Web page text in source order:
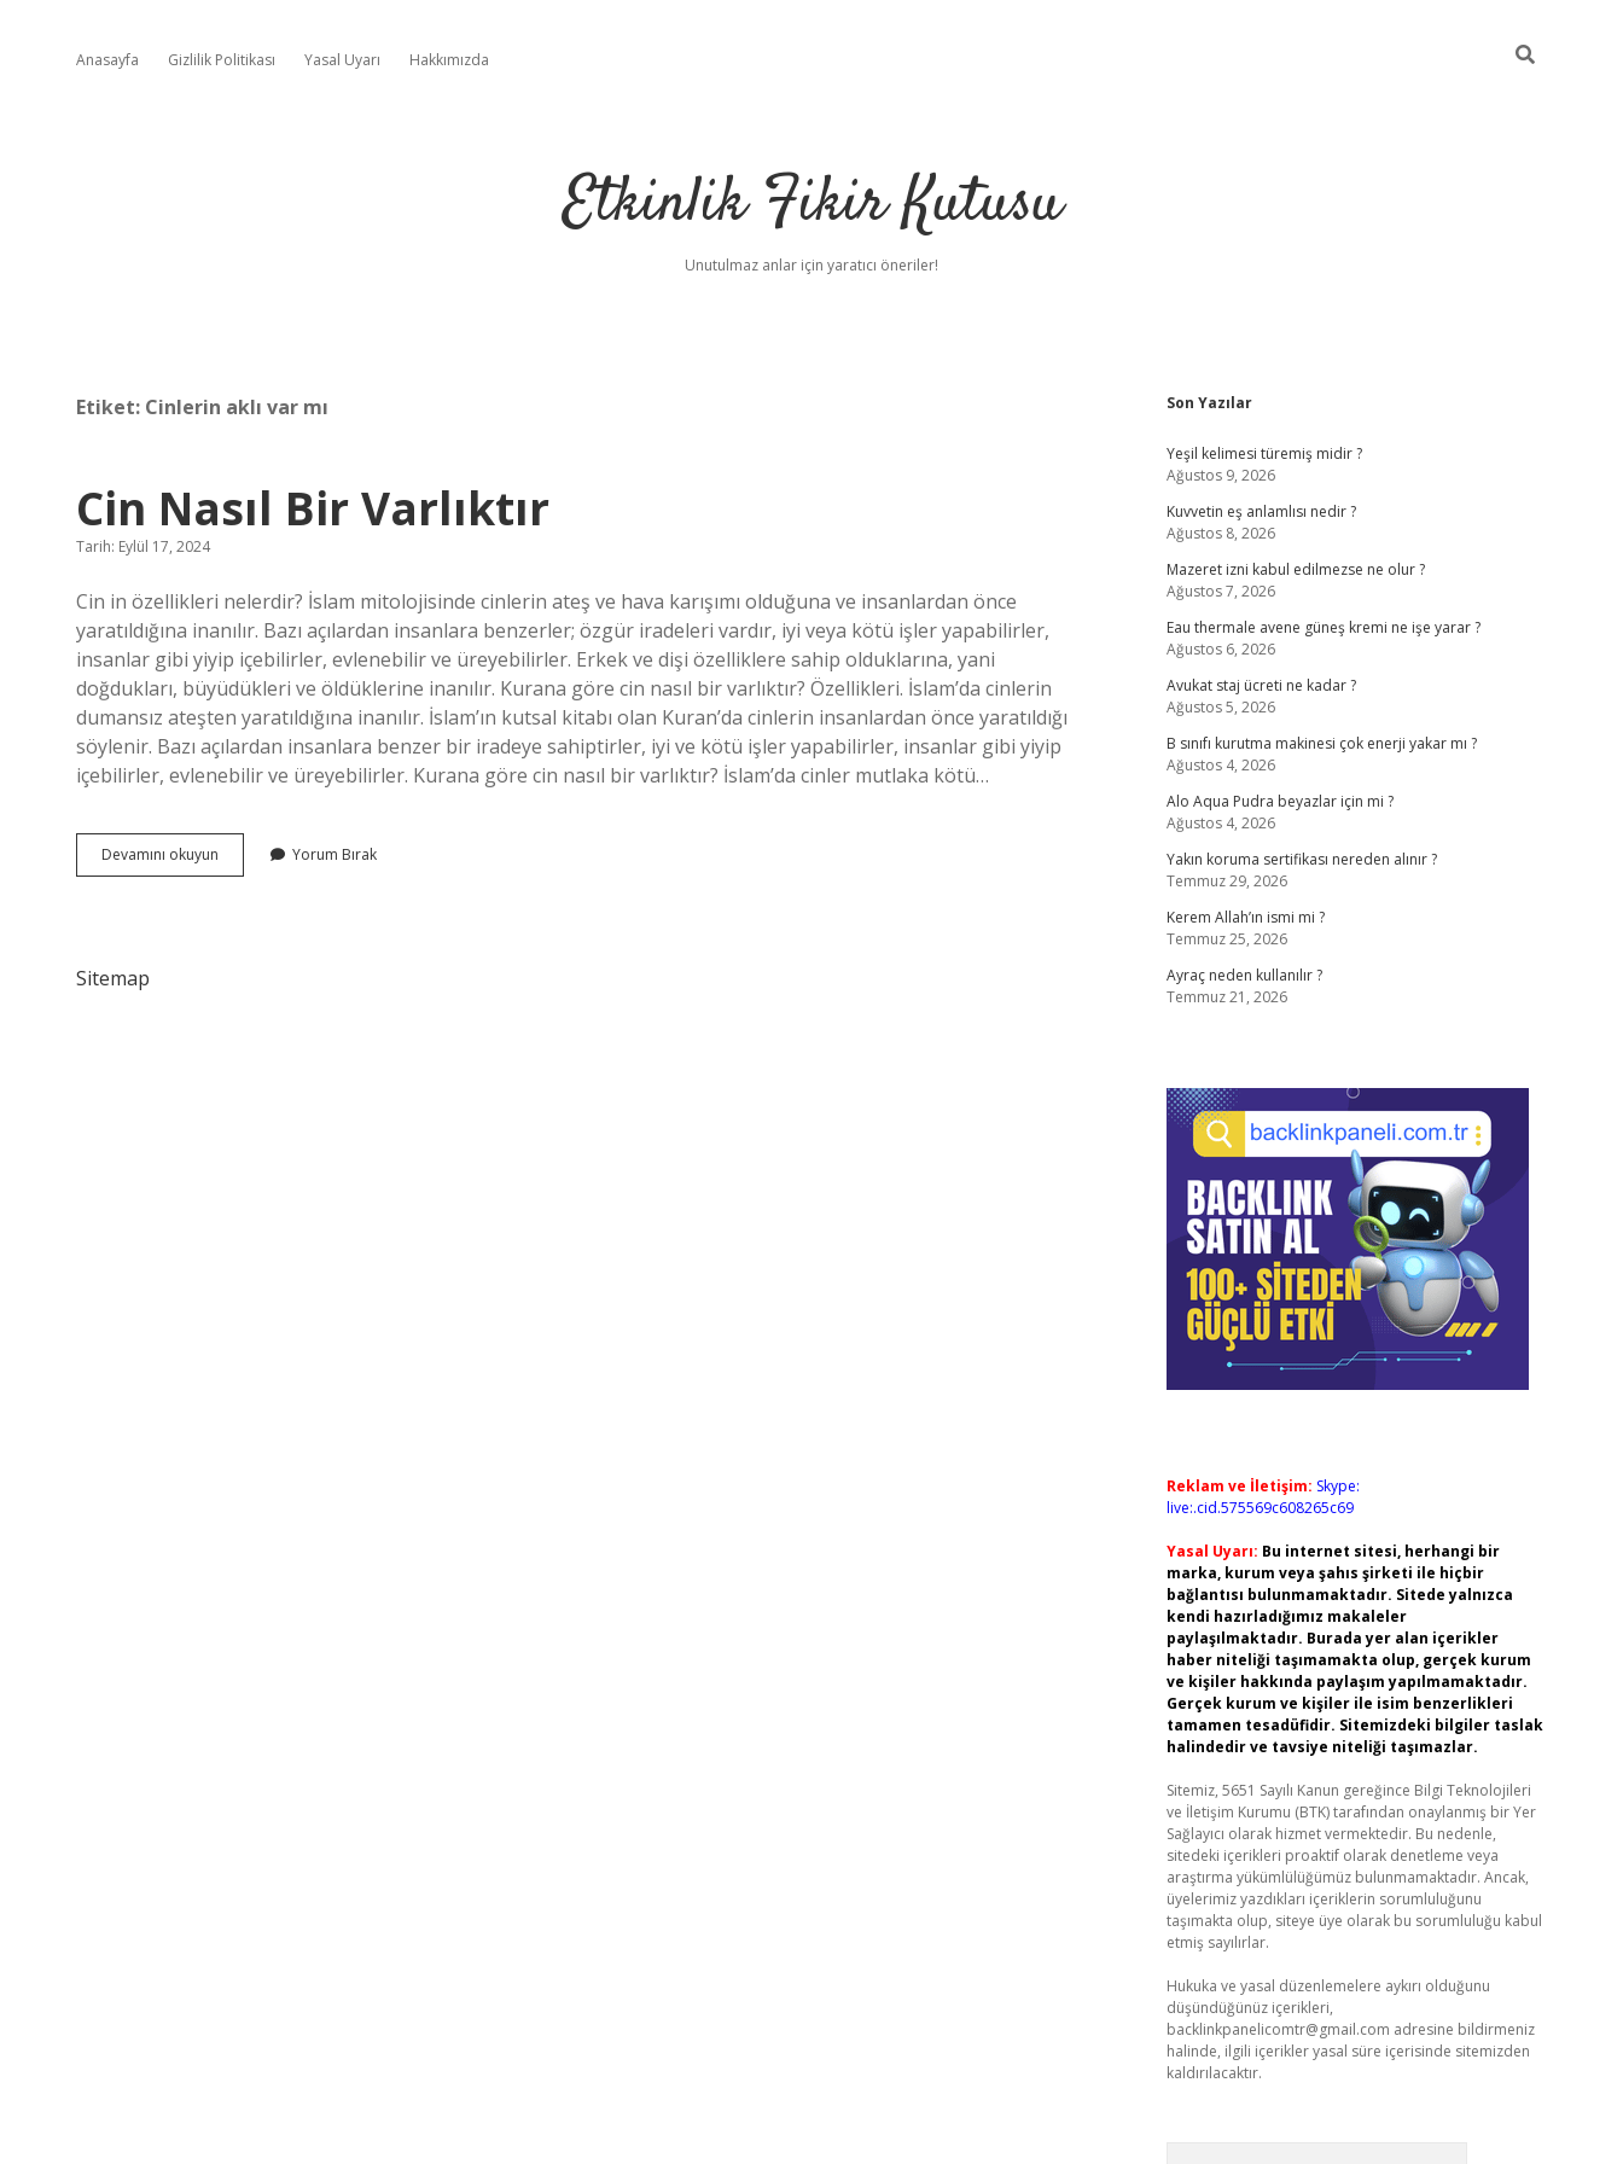
Anasayfa Gizlilik Politikası Yasal Uyarı Hakkımızda
Etkinlik Fikir Kutusu
Unutulmaz anlar için yaratıcı öneriler!
Etiket: Cinlerin aklı var mı
Cin Nasıl Bir Varlıktır
Tarih: Eylül 17, 2024
Cin in özellikleri nelerdir? İslam mitolojisinde cinlerin ateş ve hava karışımı olduğuna ve insanlardan önce
yaratıldığına inanılır. Bazı açılardan insanlara benzerler; özgür iradeleri vardır, iyi veya kötü işler yapabilirler,
insanlar gibi yiyip içebilirler, evlenebilir ve üreyebilirler. Erkek ve dişi özelliklere sahip olduklarına, yani
doğdukları, büyüdükleri ve öldüklerine inanılır. Kurana göre cin nasıl bir varlıktır? Özellikleri. İslam’da cinlerin
dumansız ateşten yaratıldığına inanılır. İslam’ın kutsal kitabı olan Kuran’da cinlerin insanlardan önce yaratıldığı
söylenir. Bazı açılardan insanlara benzer bir iradeye sahiptirler, iyi ve kötü işler yapabilirler, insanlar gibi yiyip
içebilirler, evlenebilir ve üreyebilirler. Kurana göre cin nasıl bir varlıktır? İslam’da cinler mutlaka kötü…
Devamını okuyun
Nasıl
Yorum Bırak
Sitemap
Sidebar
Son Yazılar
Yeşil kelimesi türemiş midir ?
Ağustos 9, 2026
Kuvvetin eş anlamlısı nedir ?
Ağustos 8, 2026
Mazeret izni kabul edilmezse ne olur ?
Ağustos 7, 2026
Eau thermale avene güneş kremi ne işe yarar ?
Ağustos 6, 2026
Avukat staj ücreti ne kadar ?
Ağustos 5, 2026
B sınıfı kurutma makinesi çok enerji yakar mı ?
Ağustos 4, 2026
Alo Aqua Pudra beyazlar için mi ?
Ağustos 4, 2026
Yakın koruma sertifikası nereden alınır ?
Temmuz 29, 2026
Kerem Allah’ın ismi mi ?
Temmuz 25, 2026
Ayraç neden kullanılır ?
Temmuz 21, 2026
Reklam ve İletişim: Skype:
live:.cid.575569c608265c69
Yasal Uyarı: Bu internet sitesi, herhangi bir
marka, kurum veya şahıs şirketi ile hiçbir
bağlantısı bulunmamaktadır. Sitede yalnızca
kendi hazırladığımız makaleler
paylaşılmaktadır. Burada yer alan içerikler
haber niteliği taşımamakta olup, gerçek kurum
ve kişiler hakkında paylaşım yapılmamaktadır.
Gerçek kurum ve kişiler ile isim benzerlikleri
tamamen tesadüfidir. Sitemizdeki bilgiler taslak
halindedir ve tavsiye niteliği taşımazlar.
Sitemiz, 5651 Sayılı Kanun gereğince Bilgi Teknolojileri
ve İletişim Kurumu (BTK) tarafından onaylanmış bir Yer
Sağlayıcı olarak hizmet vermektedir. Bu nedenle,
sitedeki içerikleri proaktif olarak denetleme veya
araştırma yükümlülüğümüz bulunmamaktadır. Ancak,
üyelerimiz yazdıkları içeriklerin sorumluluğunu
taşımakta olup, siteye üye olarak bu sorumluluğu kabul
etmiş sayılırlar.
Hukuka ve yasal düzenlemelere aykırı olduğunu
düşündüğünüz içerikleri,
backlinkpanelicomtr@gmail.com adresine bildirmeniz
halinde, ilgili içerikler yasal süre içerisinde sitemizden
kaldırılacaktır.